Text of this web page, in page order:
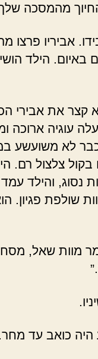
מהמסכה שלך
אביריו
באיום. הילד
קצר את אבירי
עוגיה ארוכה
לא משועשע
בקול צלצול רם.
נסוג, והילד
שולפת פגיון.
מוות שאל,
היה כואב עד